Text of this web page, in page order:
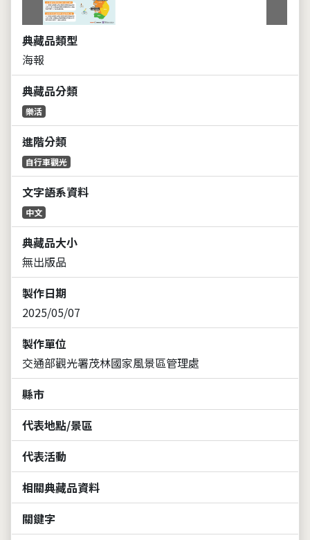
典藏品類型
海報
典藏品分類
樂活
進階分類
自行車觀光
文字語系資料
中文
典藏品大小
無出版品
製作日期
2025/05/07
製作單位
交通部觀光署茂林國家風景區管理處
縣市
代表地點/景區
代表活動
相關典藏品資料
關鍵字